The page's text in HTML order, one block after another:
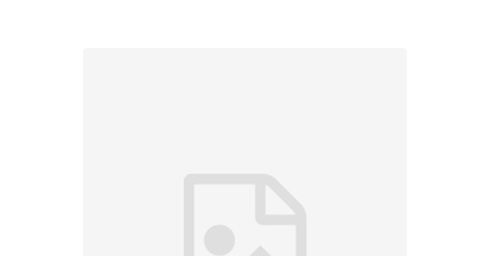
Všetky kategórie